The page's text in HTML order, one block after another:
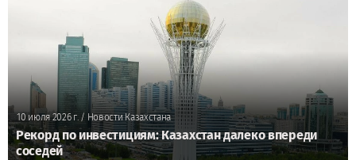
10 июля 2026 г./ Новости Казахстана
Рекорд по инвестициям: Казахстан далеко впереди
соседей